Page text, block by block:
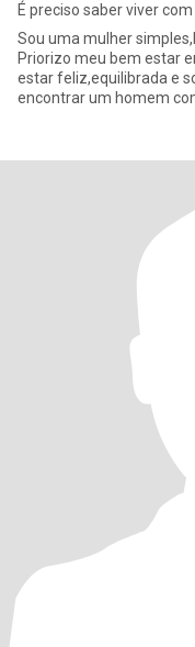
É preciso saber viver
Sou uma mulher
Priorizo meu bem estar
estar feliz,equilibrada e
encontrar um homem